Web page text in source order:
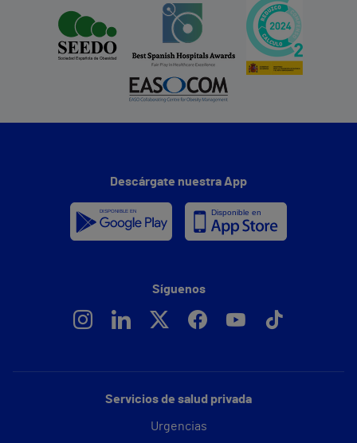
Servicios de salud privada
Urgencias
Descárgate nuestra App
Síguenos